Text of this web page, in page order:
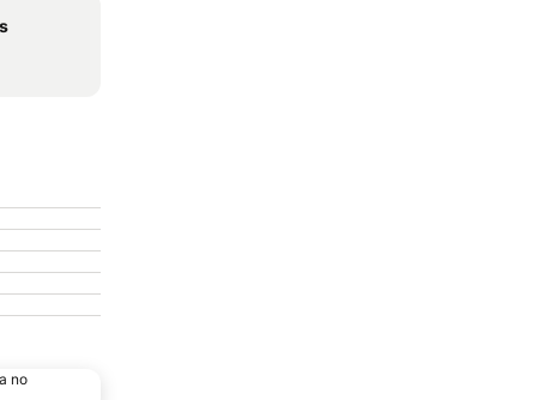
no